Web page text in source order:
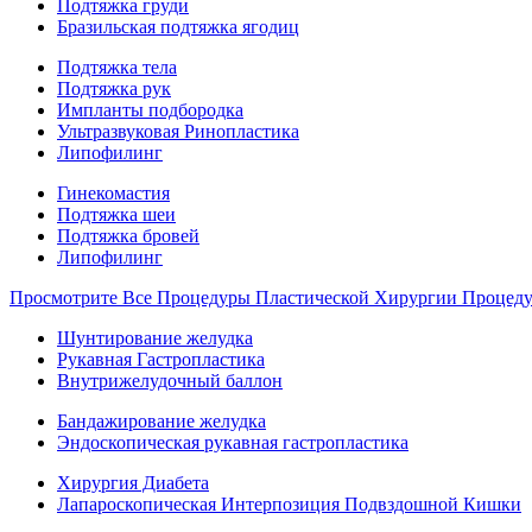
Подтяжка груди
Бразильская подтяжка ягодиц
Подтяжка тела
Подтяжка рук
Импланты подбородка
Ультразвуковая Ринопластика
Липофилинг
Гинекомастия
Подтяжка шеи
Подтяжка бровей
Липофилинг
Просмотрите Все Процедуры Пластической Хирургии
Шунтирование желудка
Рукавная Гастропластика
Внутрижелудочный баллон
Бандажирование желудка
Эндоскопическая рукавная гастропластика
Хирургия Диабета
Лапароскопическая Интерпозиция Подвздошной Кишки